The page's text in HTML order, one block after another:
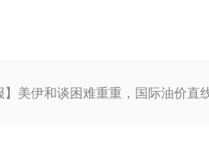
美伊和谈困难重重，国际油价直